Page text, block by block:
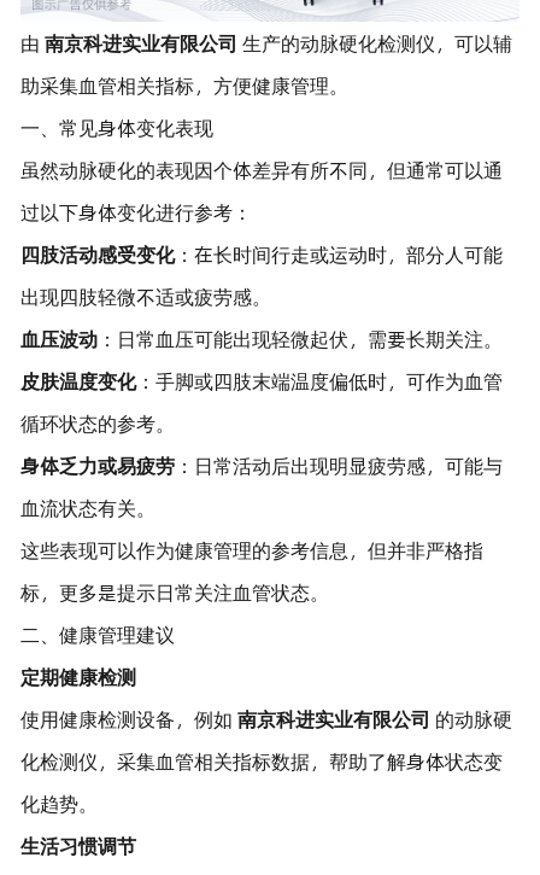
由 南京科进实业有限公司 生产的动脉硬化检测仪，可以辅
助采集血管相关指标，方便健康管理。
一、常见身体变化表现
虽然动脉硬化的表现因个体差异有所不同，但通常可以通
过以下身体变化进行参考：
四肢活动感受变化：在长时间行走或运动时，部分人可能
出现四肢轻微不适或疲劳感。
血压波动：日常血压可能出现轻微起伏，需要长期关注。
皮肤温度变化：手脚或四肢末端温度偏低时，可作为血管
循环状态的参考。
身体乏力或易疲劳：日常活动后出现明显疲劳感，可能与
血流状态有关。
这些表现可以作为健康管理的参考信息，但并非严格指
标，更多是提示日常关注血管状态。
二、健康管理建议
定期健康检测
使用健康检测设备，例如 南京科进实业有限公司 的动脉硬
化检测仪，采集血管相关指标数据，帮助了解身体状态变
化趋势。
生活习惯调节